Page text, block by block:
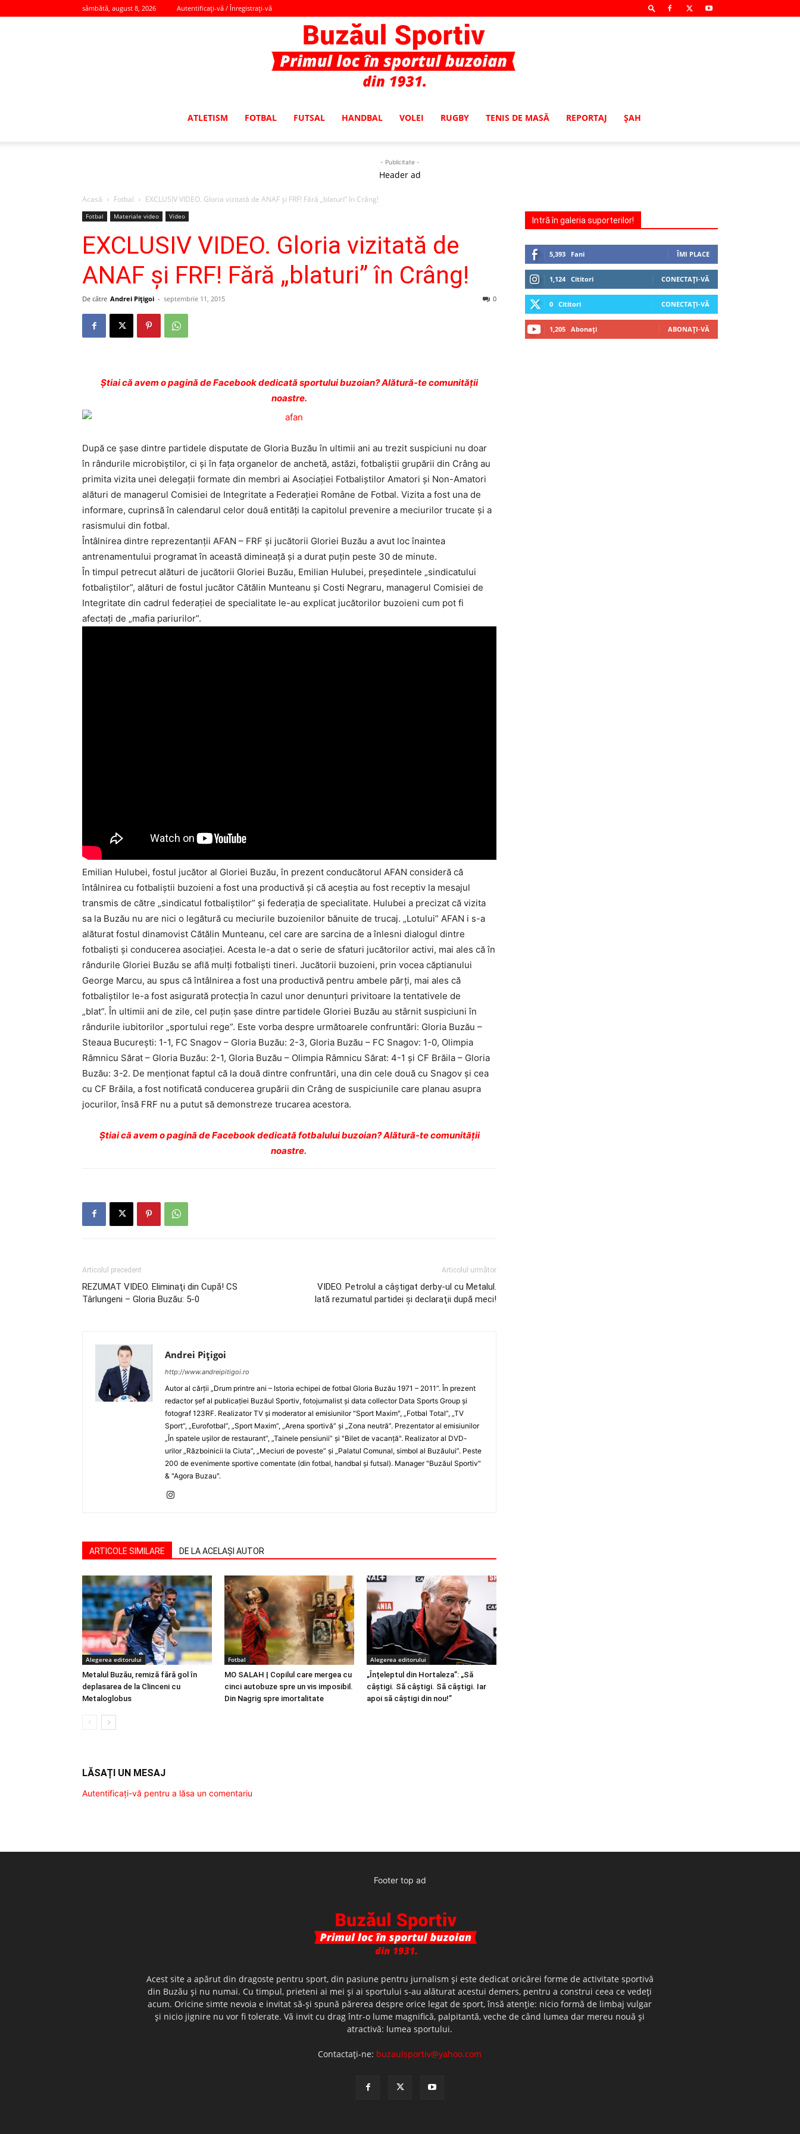
sâmbătă, august 8, 2026 Autentificați-vă / Înregistrați-vă
ATLETISM FOTBAL FUTSAL HANDBAL VOLEI RUGBY TENIS DE MASĂ REPORTAJ ŞAH
- Publicitate -
Header ad
Acasă Fotbal EXCLUSIV VIDEO. Gloria vizitată de ANAF şi FRF! Fără „blaturi” în Crâng!
Fotbal Materiale video Video
EXCLUSIV VIDEO. Gloria vizitată de
ANAF şi FRF! Fără „blaturi” în Crâng!
De către Andrei Pițigoi - septembrie 11, 2015 0
Ştiai că avem o pagină de Facebook dedicată sportului buzoian? Alătură-te comunității
noastre.
După ce şase dintre partidele disputate de Gloria Buzău în ultimii ani au trezit suspiciuni nu doar
în rândurile microbiştilor, ci şi în faţa organelor de anchetă, astăzi, fotbaliştii grupării din Crâng au
primita vizita unei delegaţii formate din membri ai Asociaţiei Fotbaliştilor Amatori şi Non-Amatori
alături de managerul Comisiei de Integritate a Federaţiei Române de Fotbal. Vizita a fost una de
informare, cuprinsă în calendarul celor două entităţi la capitolul prevenire a meciurilor trucate şi a
rasismului din fotbal.
Întâlnirea dintre reprezentanţii AFAN – FRF şi jucătorii Gloriei Buzău a avut loc înaintea
antrenamentului programat în această dimineaţă şi a durat puţin peste 30 de minute.
În timpul petrecut alături de jucătorii Gloriei Buzău, Emilian Hulubei, preşedintele „sindicatului
fotbaliştilor”, alături de fostul jucător Cătălin Munteanu şi Costi Negraru, managerul Comisiei de
Integritate din cadrul federaţiei de specialitate le-au explicat jucătorilor buzoieni cum pot fi
afectaţi de „mafia pariurilor”.
Emilian Hulubei, fostul jucător al Gloriei Buzău, în prezent conducătorul AFAN consideră că
întâlnirea cu fotbaliştii buzoieni a fost una productivă şi că aceştia au fost receptiv la mesajul
transmis de către „sindicatul fotbaliştilor” şi federaţia de specialitate. Hulubei a precizat că vizita
sa la Buzău nu are nici o legătură cu meciurile buzoienilor bănuite de trucaj. „Lotului” AFAN i s-a
alăturat fostul dinamovist Cătălin Munteanu, cel care are sarcina de a înlesni dialogul dintre
fotbalişti şi conducerea asociaţiei. Acesta le-a dat o serie de sfaturi jucătorilor activi, mai ales că în
rândurile Gloriei Buzău se află mulţi fotbalişti tineri. Jucătorii buzoieni, prin vocea căptianului
George Marcu, au spus că întâlnirea a fost una productivă pentru ambele părţi, mai ales că
fotbaliştilor le-a fost asigurată protecţia în cazul unor denunţuri privitoare la tentativele de
„blat”. În ultimii ani de zile, cel puţin şase dintre partidele Gloriei Buzău au stârnit suspiciuni în
rândurile iubitorilor „sportului rege”. Este vorba despre următoarele confruntări: Gloria Buzău –
Steaua Bucureşti: 1-1, FC Snagov – Gloria Buzău: 2-3, Gloria Buzău – FC Snagov: 1-0, Olimpia
Râmnicu Sărat – Gloria Buzău: 2-1, Gloria Buzău – Olimpia Râmnicu Sărat: 4-1 şi CF Brăila – Gloria
Buzău: 3-2. De menţionat faptul că la două dintre confruntări, una din cele două cu Snagov şi cea
cu CF Brăila, a fost notificată conducerea grupării din Crâng de suspiciunile care planau asupra
jocurilor, însă FRF nu a putut să demonstreze trucarea acestora.
Ştiai că avem o pagină de Facebook dedicată fotbalului buzoian? Alătură-te comunității
noastre.
Articolul precedent
REZUMAT VIDEO. Eliminaţi din Cupă! CS
Târlungeni – Gloria Buzău: 5-0
Articolul următor
VIDEO. Petrolul a câştigat derby-ul cu Metalul.
Iată rezumatul partidei şi declaraţii după meci!
Andrei Pițigoi
http://www.andreipitigoi.ro
Autor al cărţii „Drum printre ani – Istoria echipei de fotbal Gloria Buzău 1971 – 2011”. În prezent
redactor şef al publicaţiei Buzăul Sportiv, fotojurnalist şi data collector Data Sports Group şi
fotograf 123RF. Realizator TV şi moderator al emisiunilor "Sport Maxim", „Fotbal Total”, „TV
Sport”, „Eurofotbal”, „Sport Maxim”, „Arena sportivă” şi „Zona neutră”. Prezentator al emisiunilor
„În spatele uşilor de restaurant”, „Tainele pensiunii” şi "Bilet de vacanţă". Realizator al DVD-
urilor „Războinicii la Ciuta”, „Meciuri de poveste” şi „Palatul Comunal, simbol al Buzăului”. Peste
200 de evenimente sportive comentate (din fotbal, handbal şi futsal). Manager "Buzăul Sportiv"
& "Agora Buzau".
ARTICOLE SIMILARE DE LA ACELAȘI AUTOR
Alegerea editorului
Metalul Buzău, remiză fără gol în
deplasarea de la Clinceni cu
Metaloglobus
Fotbal
MO SALAH | Copilul care mergea cu
cinci autobuze spre un vis imposibil.
Din Nagrig spre imortalitate
Alegerea editorului
„Înțeleptul din Hortaleza”: „Să
câștigi. Să câștigi. Să câștigi. Iar
apoi să câștigi din nou!”
LĂSAȚI UN MESAJ
Autentificați-vă pentru a lăsa un comentariu
Intră în galeria suporterilor!
5,393 Fani ÎMI PLACE
1,124 Cititori CONECTAȚI-VĂ
0 Cititori CONECTAȚI-VĂ
1,205 Abonați ABONAȚI-VĂ
Footer top ad
Acest site a apărut din dragoste pentru sport, din pasiune pentru jurnalism şi este dedicat oricărei forme de activitate sportivă
din Buzău şi nu numai. Cu timpul, prieteni ai mei şi ai sportului s-au alăturat acestui demers, pentru a construi ceea ce vedeţi
acum. Oricine simte nevoia e invitat să-şi spună părerea despre orice legat de sport, însă atenţie: nicio formă de limbaj vulgar
şi nicio jignire nu vor fi tolerate. Vă invit cu drag într-o lume magnifică, palpitantă, veche de când lumea dar mereu nouă şi
atractivă: lumea sportului.
Contactați-ne: buzaulsportiv@yahoo.com